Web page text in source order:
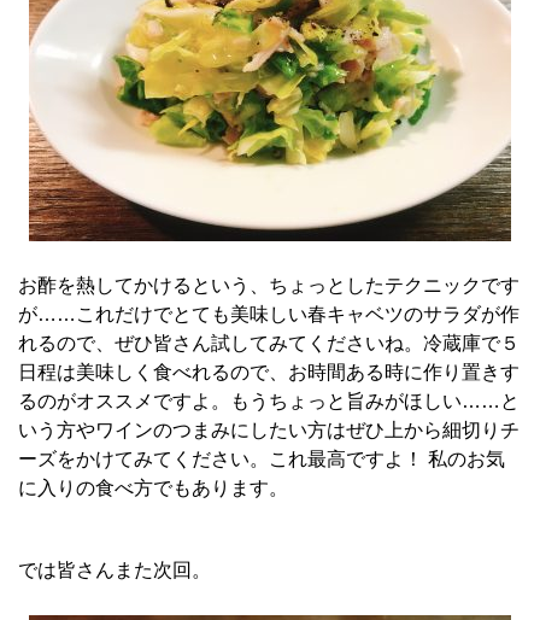
お酢を熱してかけるという、ちょっとしたテクニックです
が……これだけでとても美味しい春キャベツのサラダが作
れるので、ぜひ皆さん試してみてくださいね。冷蔵庫で５
日程は美味しく食べれるので、お時間ある時に作り置きす
るのがオススメですよ。もうちょっと旨みがほしい……と
いう方やワインのつまみにしたい方はぜひ上から細切りチ
ーズをかけてみてください。これ最高ですよ！ 私のお気
に入りの食べ方でもあります。
では皆さんまた次回。